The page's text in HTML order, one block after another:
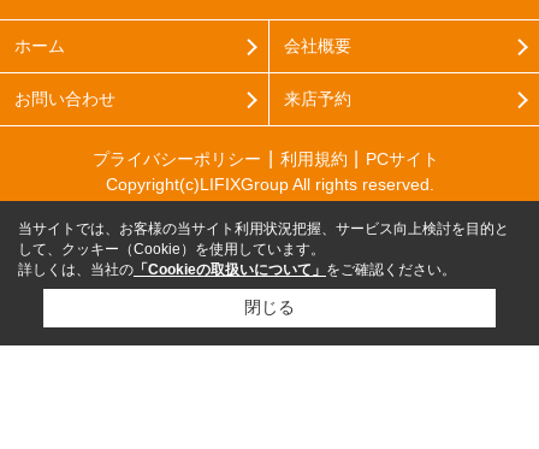
ホーム 会社概要
お問い合わせ 来店予約
プライバシーポリシー 利用規約
PCサイト
Copyright(c)LIFIXGroup All rights reserved.
当サイトでは、お客様の当サイト利用状況把握、サービス向上検討を目的と
して、クッキー（Cookie）を使用しています。
詳しくは、当社の 「Cookieの取扱いについて」 をご確認ください。
閉じる